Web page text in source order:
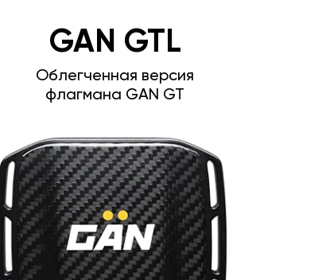
GAN GTL
Облегченная версия
флагмана GAN GT